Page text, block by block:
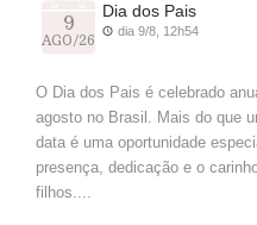
9
AGO/26
Dia dos Pais
dia 9/8, 12h54
O Dia dos Pais é celebrado
agosto no Brasil. Mais do que
data é uma oportunidade
presença, dedicação e o
filhos....